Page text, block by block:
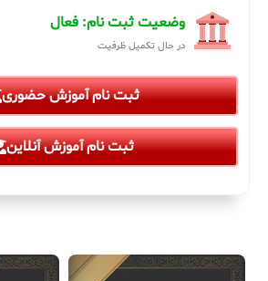
وضعیت ثبت نام: فعال
در حال تکمیل ظرفیت
ثبت نام آموزش حضوری
ثبت نام آموزش آنلاین